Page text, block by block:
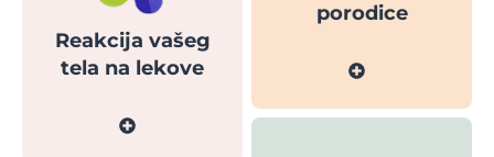
Reakcija vašeg
tela na lekove
porodice